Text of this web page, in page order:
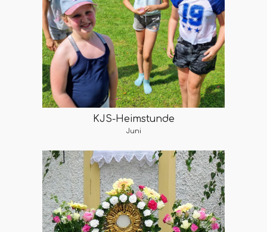
KJS-Heimstunde
Juni